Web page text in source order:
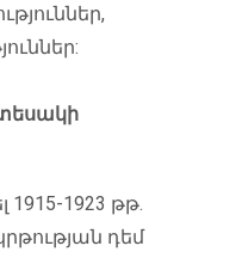
1915-1923 թթ.
դեմ